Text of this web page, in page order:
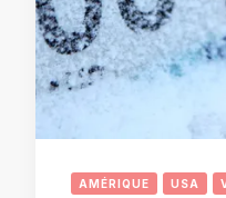
AMÉRIQUE USA